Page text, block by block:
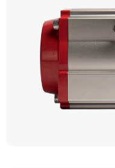
+7 (495) 215-24-81
Заказать звонок
Одинцово,
Пункт выдачи заказов